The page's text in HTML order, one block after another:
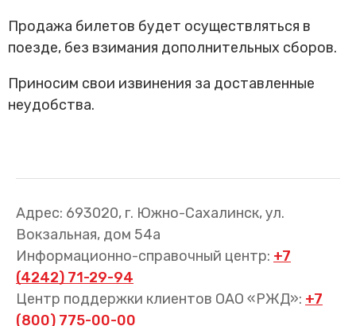
Продажа билетов будет осуществляться в
поезде, без взимания дополнительных сборов.
Приносим свои извинения за доставленные
неудобства.
Адрес: 693020, г. Южно-Сахалинск, ул.
Вокзальная, дом 54а
Информационно-справочный центр: +7
(4242) 71-29-94
Центр поддержки клиентов ОАО «РЖД»: +7
(800) 775-00-00